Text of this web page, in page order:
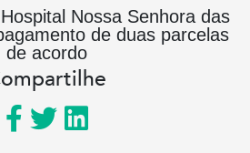
Nossa Senhora das
de duas parcelas
de acordo